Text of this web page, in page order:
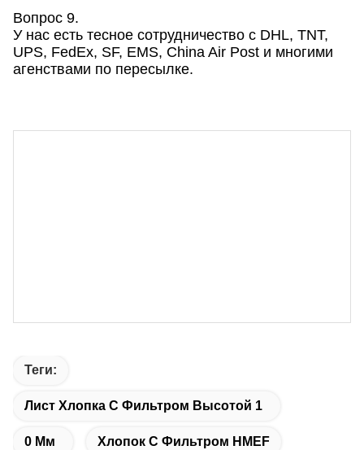
Вопрос 9.
У нас есть тесное сотрудничество с DHL, TNT,
UPS, FedEx, SF, EMS, China Air Post и многими
агенствами по пересылке.
Теги:
Лист Хлопка С Фильтром Высотой 1
0 Мм Хлопок С Фильтром HMEF